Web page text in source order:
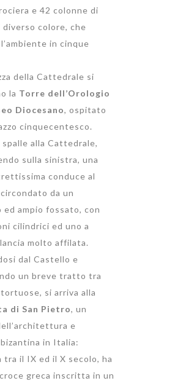
e 42 colonne di
diverso colore, che
in cinque
della Cattedrale si
la Torre dell’Orologio
Diocesano, ospitato
cinquecentesco.
spalle alla Cattedrale,
sulla sinistra, una
conduce al
da un
ed ampio fossato, con
cilindrici ed uno a
molto affilata.
dal Castello e
un breve tratto tra
si arriva alla
di San Pietro, un
e
in Italia:
il IX ed il X secolo, ha
greca inscritta in un